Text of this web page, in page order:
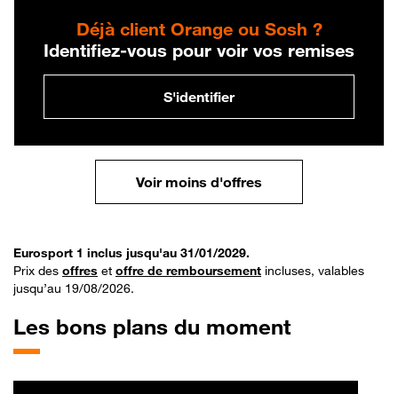
Déjà client Orange ou Sosh ?
Identifiez-vous pour voir vos remises
S'identifier
Voir moins d'offres
Eurosport 1 inclus jusqu'au 31/01/2029.
Prix des offres et offre de remboursement incluses, valables
jusqu’au 19/08/2026.
Les bons plans du moment